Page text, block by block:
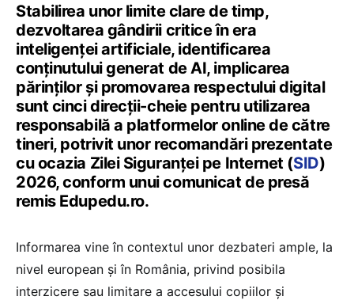
Stabilirea unor limite clare de timp,
dezvoltarea gândirii critice în era
inteligenței artificiale, identificarea
conținutului generat de AI, implicarea
părinților și promovarea respectului digital
sunt cinci direcții-cheie pentru utilizarea
responsabilă a platformelor online de către
tineri, potrivit unor recomandări prezentate
cu ocazia Zilei Siguranței pe Internet (SID)
2026, conform unui comunicat de presă
remis Edupedu.ro.
Informarea vine în contextul unor dezbateri ample, la
nivel european și în România, privind posibila
interzicere sau limitare a accesului copiilor și